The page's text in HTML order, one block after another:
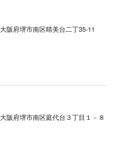
大阪府堺市南区晴美台二丁35-11
大阪府堺市南区庭代台３丁目１－８